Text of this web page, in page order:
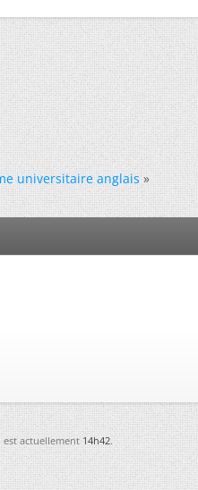
universitaire anglais »
est actuellement14h42.